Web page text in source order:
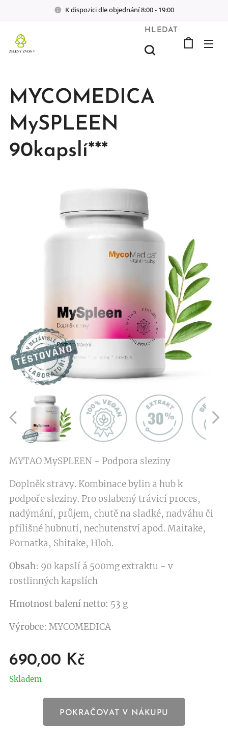
K dispozici dle objednání 8:00 - 19:00
HLEDAT
MYCOMEDICA
MySPLEEN
90kapslí***
MYTAO MySPLEEN - Podpora sleziny
Doplněk stravy. Kombinace bylin a hub k
podpoře sleziny. Pro oslabený trávicí proces,
nadýmání, průjem, chutě na sladké, nadváhu či
přílišné hubnutí, nechutenství apod. Maitake,
Pornatka, Shitake, Hloh.
Obsah: 90 kapslí á 500mg extraktu - v
rostlinných kapslích
Hmotnost balení netto: 53 g
Výrobce: MYCOMEDICA
690,00 Kč
Skladem
POKRAČOVAT V NÁKUPU